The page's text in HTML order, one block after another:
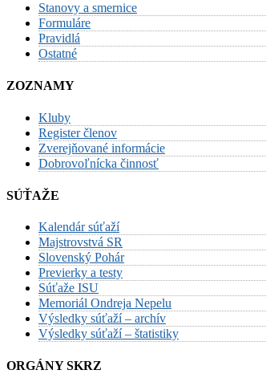
Stanovy a smernice
Formuláre
Pravidlá
Ostatné
ZOZNAMY
Kluby
Register členov
Zverejňované informácie
Dobrovoľnícka činnosť
SÚŤAŽE
Kalendár súťaží
Majstrovstvá SR
Slovenský Pohár
Previerky a testy
Súťaže ISU
Memoriál Ondreja Nepelu
Výsledky súťaží – archív
Výsledky súťaží – štatistiky
ORGÁNY SKRZ